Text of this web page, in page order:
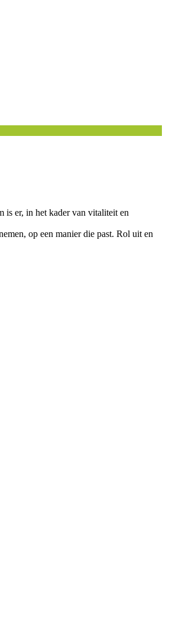
is er, in het kader van vitaliteit en
op een manier die past. Rol uit en